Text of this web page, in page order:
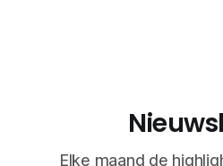
Elke maand de